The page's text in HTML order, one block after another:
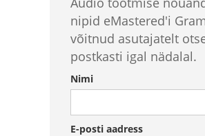
nipid eMastered'i
võitnud asutajatelt
postkasti igal nädalal.
Nimi
E-posti aadress